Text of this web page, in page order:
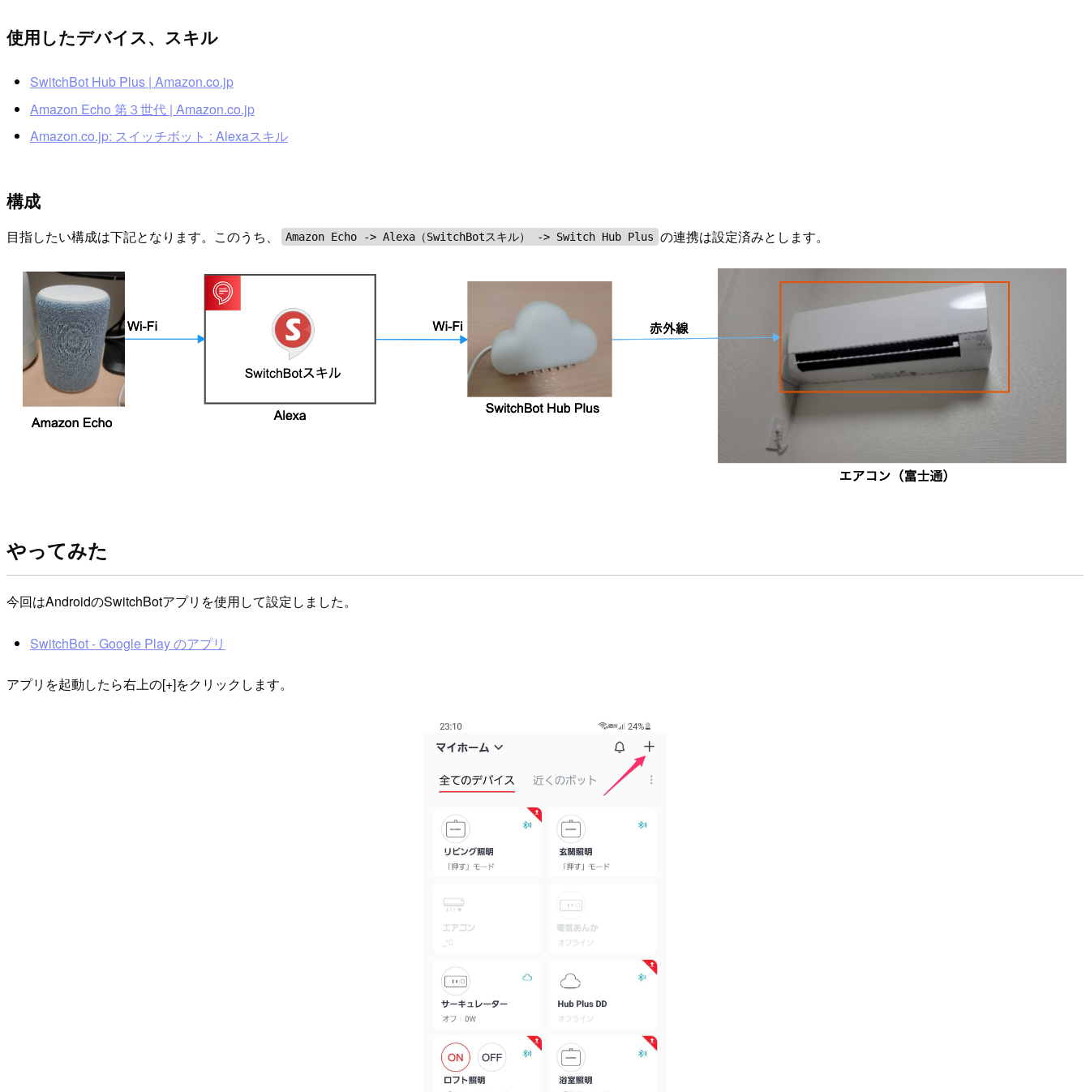
使用したデバイス、スキル
SwitchBot Hub Plus | Amazon.co.jp
Amazon Echo 第３世代 | Amazon.co.jp
Amazon.co.jp: スイッチボット : Alexaスキル
構成
目指したい構成は下記となります。このうち、 Amazon Echo -> Alexa（SwitchBotスキル） -> Switch Hub Plus の連携は設定済みとします。
やってみた
今回はAndroidのSwitchBotアプリを使用して設定しました。
SwitchBot - Google Play のアプリ
アプリを起動したら右上の[+]をクリックします。